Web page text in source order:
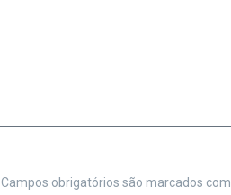
Campos obrigatórios são marcados com